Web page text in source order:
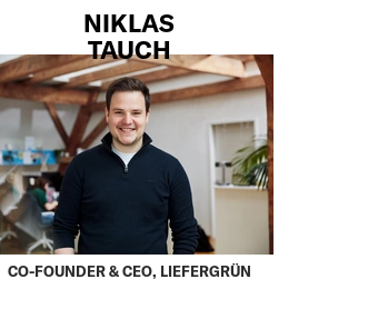
NIKLAS
TAUCH
CO-FOUNDER & CEO, LIEFERGRÜN